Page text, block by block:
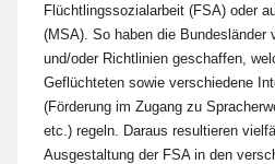
Flüchtlingssozialarbeit (FSA) oder
(MSA). So haben die Bundesländer
und/oder Richtlinien geschaffen,
Geflüchteten sowie verschiedene
(Förderung im Zugang zu
etc.) regeln. Daraus resultieren
Ausgestaltung der FSA in den